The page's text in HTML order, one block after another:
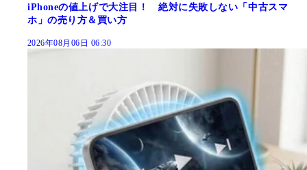
iPhoneの値上げで大注目！ 絶対に失敗しない「中古スマ
ホ」の売り方＆買い方
2026年08月06日 06:30